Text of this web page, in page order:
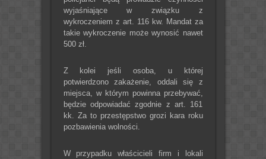
wyjaśniające w związku z
wykroczeniem z art. 116 kw. Mandat za
takie wykroczenie może wynosić nawet
500 zł.
Z kolei jeśli osoba, u której
potwierdzono zakażenie, oddali się z
miejsca, w którym powinna przebywać,
będzie odpowiadać zgodnie z art. 161
kk. Za to przestępstwo grozi kara roku
pozbawienia wolności.
W przypadku właścicieli firm i lokali